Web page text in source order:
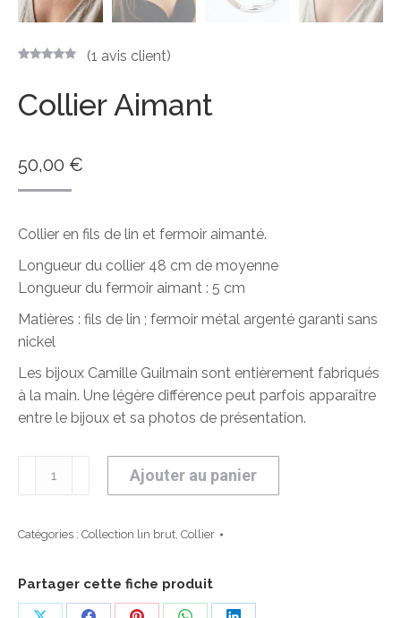
Collier Aimant
50,00 €
sur
notation
(1 avis client)
Collier en fils de lin et fermoir aimanté.
Longueur du collier 48 cm de moyenne
Longueur du fermoir aimant : 5 cm
Matières : fils de lin ; fermoir métal argenté garanti sans
nickel
Les bijoux Camille Guilmain sont entièrement fabriqués
à la main. Une légère différence peut parfois apparaître
entre le bijoux et sa photos de présentation.
Aimant
Ajouter au panier
Catégories : Collection lin brut Collier
Partager cette fiche produit